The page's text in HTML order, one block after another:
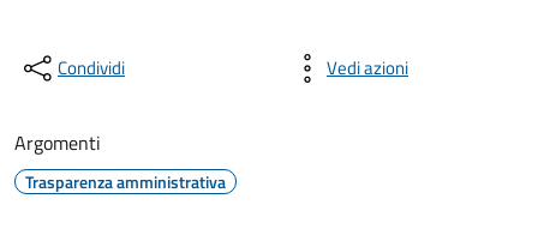
Condividi Vedi azioni
Argomenti
Trasparenza amministrativa